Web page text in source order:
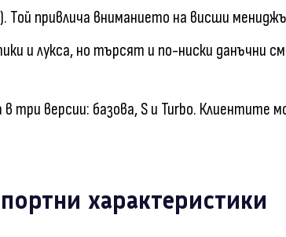
Той привлича вниманието на висши
и лукса, но търсят и по-ниски данъчни
в три версии: базова, S и Turbo. Клиентите
характеристики